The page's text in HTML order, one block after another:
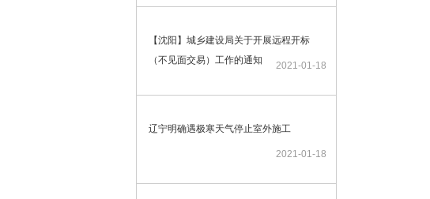
【沈阳】城乡建设局关于开展远程开标
（不见面交易）工作的通知
2021-01-18
辽宁明确遇极寒天气停止室外施工
2021-01-18